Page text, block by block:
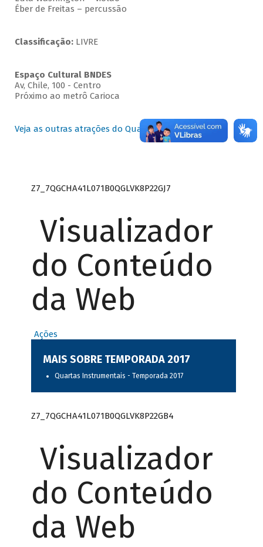
Éber de Freitas – percussão
Classificação:LIVRE
Espaço Cultural BNDES
Av, Chile, 100 - Centro
Próximo ao metrô Carioca
Veja as outras atrações do Quartas Instrumentais
Z7_7QGCHA41L071B0QGLVK8P22GJ7
Visualizador
do Conteúdo
da Web
Ações
MAIS SOBRE TEMPORADA 2017
Quartas Instrumentais - Temporada 2017
Z7_7QGCHA41L071B0QGLVK8P22GB4
Visualizador
do Conteúdo
da Web